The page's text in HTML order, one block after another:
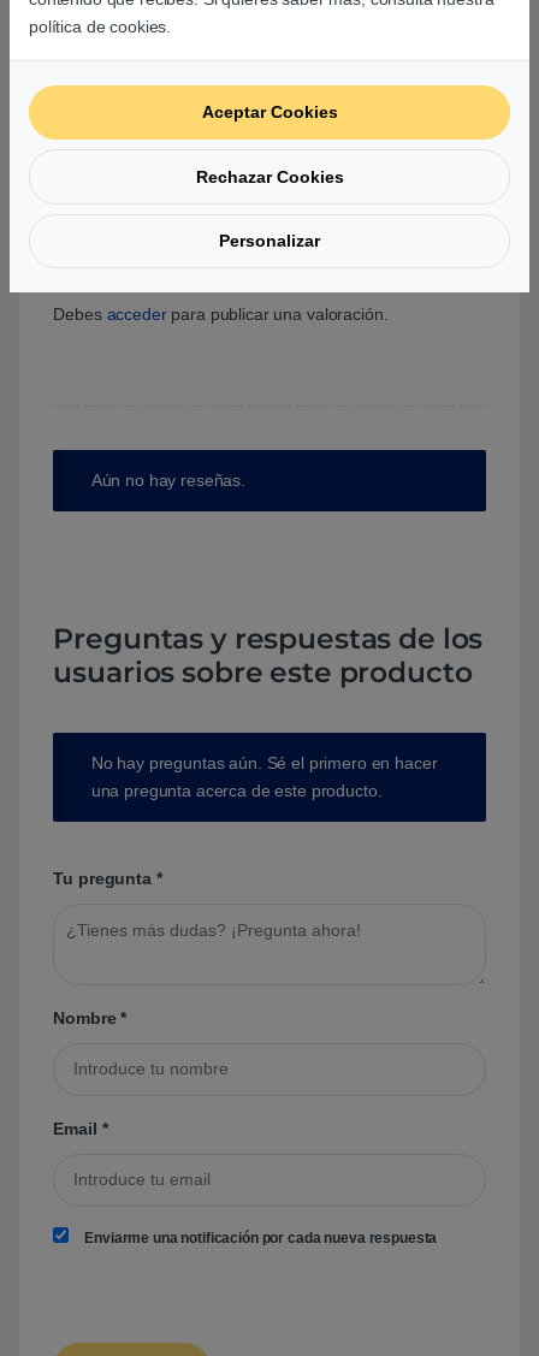
0
0
Agrega una reseña
Debes accederpara publicar una valoración.
Aún no hay reseñas.
Preguntas y respuestas de los
usuarios sobre este producto
No hay preguntas aún. Sé el primero en hacer
una pregunta acerca de este producto.
Tu pregunta *
Nombre*
Email *
Enviarme una notificación por cada nueva respuesta
política de cookies.
Aceptar Cookies
Rechazar Cookies
Personalizar